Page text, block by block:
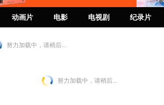
动画片 电影 电视剧 纪录片
努力加载中，请稍后...
努力加载中，请稍后...